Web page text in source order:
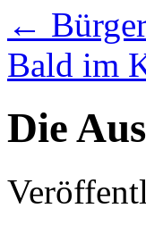
←
Bald im
Die